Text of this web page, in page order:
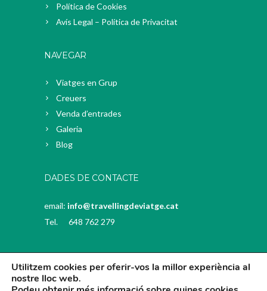
Política de Cookies
Avís Legal – Política de Privacitat
NAVEGAR
Viatges en Grup
Creuers
Venda d’entrades
Galeria
Blog
DADES DE CONTACTE
email: info@travellingdeviatge.cat
Tel. 648 762 279
Utilitzem cookies per oferir-vos la millor experiència al
nostre lloc web.